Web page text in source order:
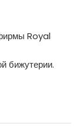
Royal
бижутерии.